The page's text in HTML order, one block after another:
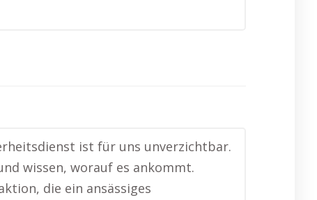
ist für uns unverzichtbar.
wissen, worauf es ankommt.
die ein ansässiges